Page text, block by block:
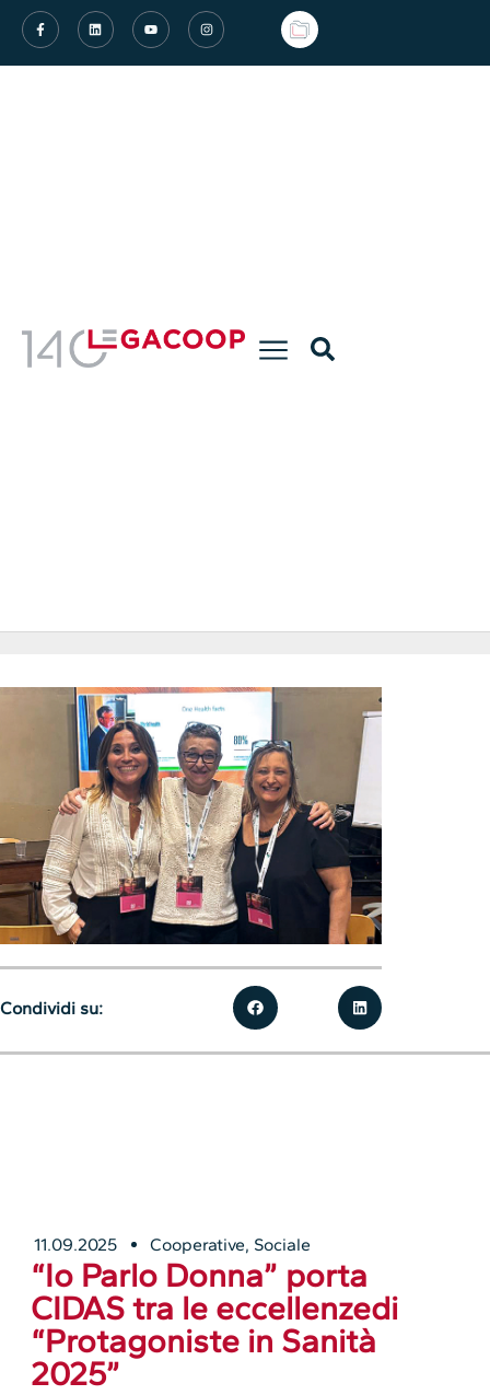
11.09.2025 Cooperative, Sociale
“Io Parlo Donna” porta
CIDAS tra le eccellenzedi
“Protagoniste in Sanità
2025”
Condividi su: